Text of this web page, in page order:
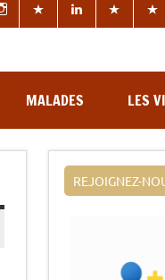
MALADES LES
REJOIGNEZ-